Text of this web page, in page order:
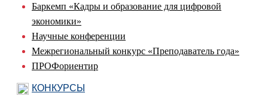
Баркемп «Кадры и образование для цифровой
экономики»
Научные конференции
Межрегиональный конкурс «Преподаватель года»
ПРОФориентир
КОНКУРСЫ